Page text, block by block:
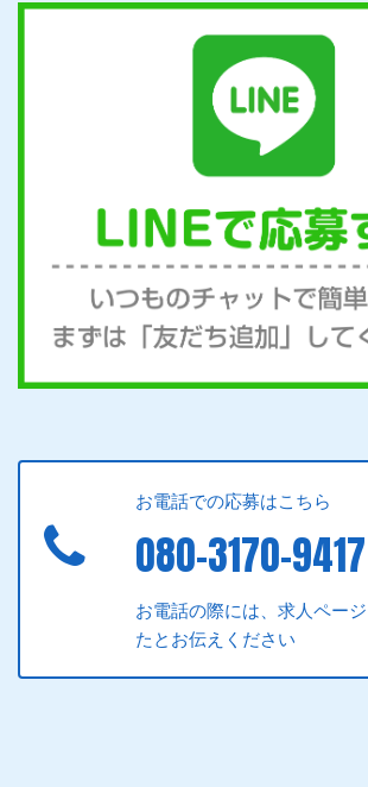
お電話での応募はこちら
080-3170-9417
お電話の際には、求人ペー
たとお伝えください